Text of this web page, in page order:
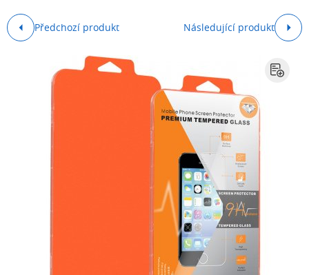
Předchozí produkt Následující produkt